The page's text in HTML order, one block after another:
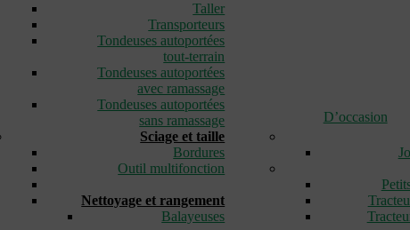
Taller
Transporteurs
Tondeuses autoportées
tout-terrain
Tondeuses autoportées
avec ramassage
Tondeuses autoportées
sans ramassage
Sciage et taille
Bordures
Outil multifonction
Nettoyage et rangement
Balayeuses
D’occasion